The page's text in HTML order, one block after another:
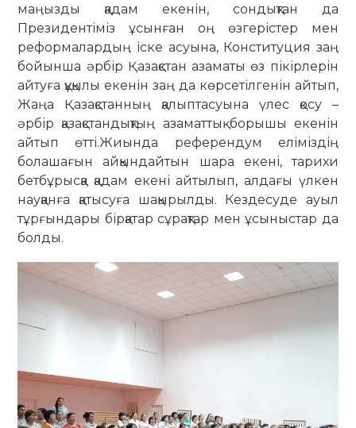
маңызды қадам екенін, сондықтан да
Президентіміз ұсынған оң өзгерістер мен
реформалардың іске асуына, Конституция заң
бойынша әрбір Қазақстан азаматы өз пікірлерін
айтуға құқылы екенін заң да көрсетілгенін айтып,
Жаңа Қазақстанның қалыптасуына үлес қосу –
әрбір қазақстандықтың азаматтық борышы екенін
айтып өтті.Жиында референдум еліміздің
болашағын айқындайтын шара екені, тарихи
бетбұрысқа қадам екені айтылып, алдағы үлкен
науқанға қатысуға шақырылды. Кездесуде ауыл
тұрғындары бірқатар сұрақтар мен ұсыныстар да
болды.